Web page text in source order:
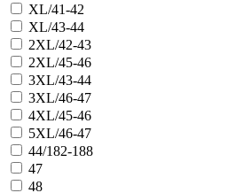
XL/41-42
XL/43-44
2XL/42-43
2XL/45-46
3XL/43-44
3XL/46-47
4XL/45-46
5XL/46-47
44/182-188
47
48